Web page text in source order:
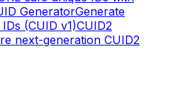
GeneratorGenerate
(CUID v1)CUID2
next-generation CUID2